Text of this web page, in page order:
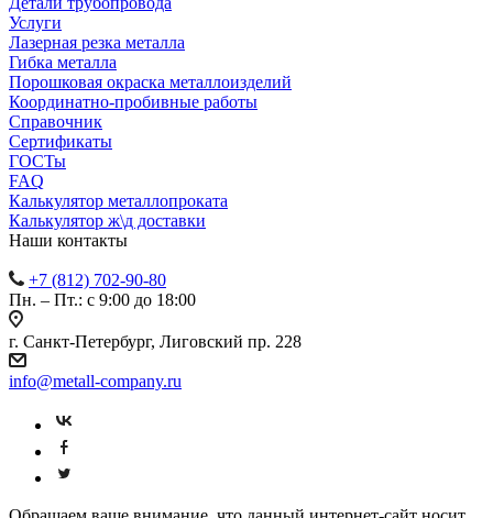
Услуги
Лазерная резка металла
Гибка металла
Порошковая окраска металлоизделий
Координатно-пробивные работы
Справочник
Сертификаты
ГОСТы
FAQ
Калькулятор металлопроката
Калькулятор ж\д доставки
Наши контакты
+7 (812) 702-90-80
Пн. – Пт.: с 9:00 до 18:00
г. Санкт-Петербург, Лиговский пр. 228
info@metall-company.ru